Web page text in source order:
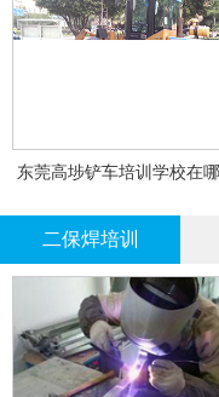
东莞高埗铲车培训学校在
二保焊培训